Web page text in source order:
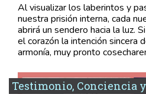
Al visualizar los laberintos y
nuestra prisión interna, cada
abrirá un sendero hacia la luz.
el corazón la intención sincera
armonía, muy pronto
Testimonio, Conciencia